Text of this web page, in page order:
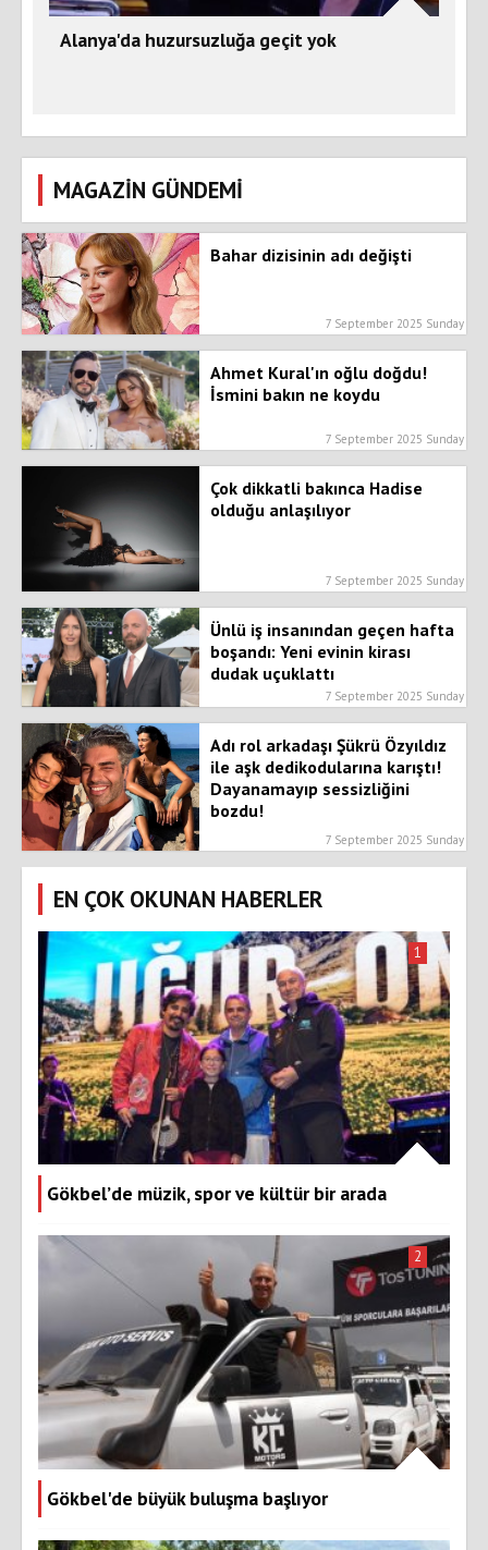
Alanya'da huzursuzluğa geçit yok
MAGAZİN GÜNDEMİ
Bahar dizisinin adı değişti
7 September 2025 Sunday
Ahmet Kural'ın oğlu doğdu!
İsmini bakın ne koydu
7 September 2025 Sunday
Çok dikkatli bakınca Hadise
olduğu anlaşılıyor
7 September 2025 Sunday
Ünlü iş insanından geçen hafta
boşandı: Yeni evinin kirası
dudak uçuklattı
7 September 2025 Sunday
Adı rol arkadaşı Şükrü Özyıldız
ile aşk dedikodularına karıştı!
Dayanamayıp sessizliğini
bozdu!
7 September 2025 Sunday
EN ÇOK OKUNAN HABERLER
Gökbel’de müzik, spor ve kültür bir arada
1
Gökbel'de büyük buluşma başlıyor
2